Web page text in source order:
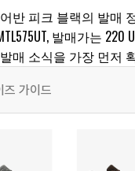
반 피크 블랙의 발매
발매가는 220
매 소식을 가장 먼저
즈 가이드